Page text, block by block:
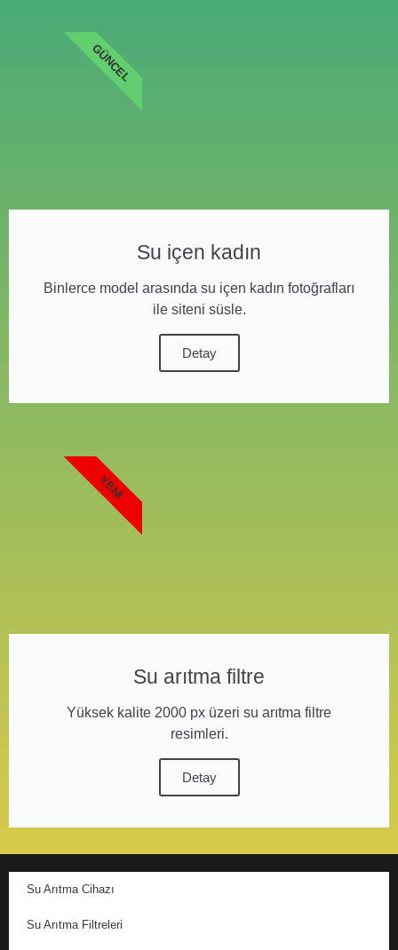
Su içen kadın
Binlerce model arasında su içen kadın fotoğrafları
ile siteni süsle.
Detay
GÜNCEL
Su arıtma filtre
Yüksek kalite 2000 px üzeri su arıtma filtre
resimleri.
Detay
YENI
Su Arıtma Cihazı
Su Arıtma Filtreleri